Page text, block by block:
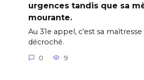
urgences tandis que sa
mourante.
Au 31e appel, c’est sa maîtresse
décroché.
0 9